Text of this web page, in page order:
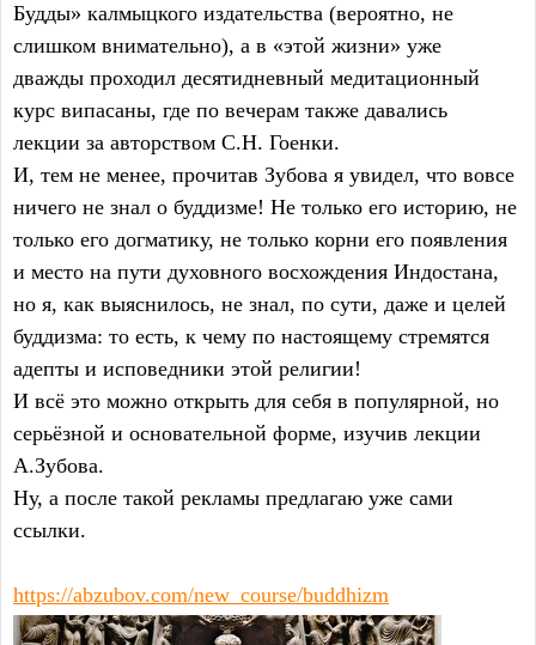
Будды» калмыцкого издательства (вероятно, не
слишком внимательно), а в «этой жизни» уже
дважды проходил десятидневный медитационный
курс випасаны, где по вечерам также давались
лекции за авторством С.Н. Гоенки.
И, тем не менее, прочитав Зубова я увидел, что вовсе
ничего не знал о буддизме! Не только его историю, не
только его догматику, не только корни его появления
и место на пути духовного восхождения Индостана,
но я, как выяснилось, не знал, по сути, даже и целей
буддизма: то есть, к чему по настоящему стремятся
адепты и исповедники этой религии!
И всё это можно открыть для себя в популярной, но
серьёзной и основательной форме, изучив лекции
А.Зубова.
Ну, а после такой рекламы предлагаю уже сами
ссылки.
https://abzubov.com/new_course/buddhizm